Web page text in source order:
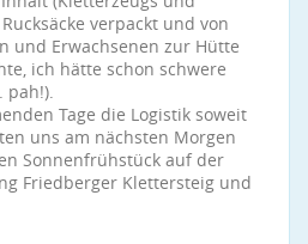
verpackt und von
und Erwachsenen zur Hütte
ich hätte schon schwere
pah!).
Tage die Logistik soweit
uns am nächsten Morgen
Sonnenfrühstück auf der
Friedberger Klettersteig und